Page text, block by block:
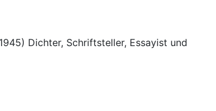
Dichter, Schriftsteller, Essayist und